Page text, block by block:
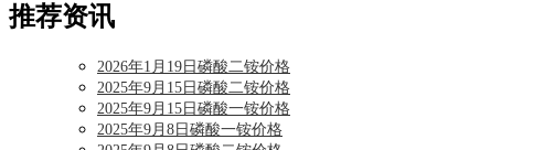
推荐资讯
2026年1月19日磷酸二铵价格
2025年9月15日磷酸二铵价格
2025年9月15日磷酸一铵价格
2025年9月8日磷酸一铵价格